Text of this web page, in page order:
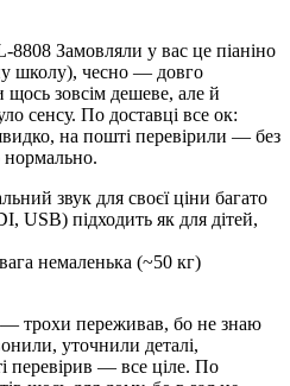
Замовляли у вас це піаніно
школу), чесно — довго
щось зовсім дешеве, але й
сенсу. По доставці все ок:
на пошті перевірили — без
нормально.
звук для своєї ціни багато
USB) підходить як для дітей,
немаленька (~50 кг)
трохи переживав, бо не знаю
уточнили деталі,
перевірив — все ціле. По